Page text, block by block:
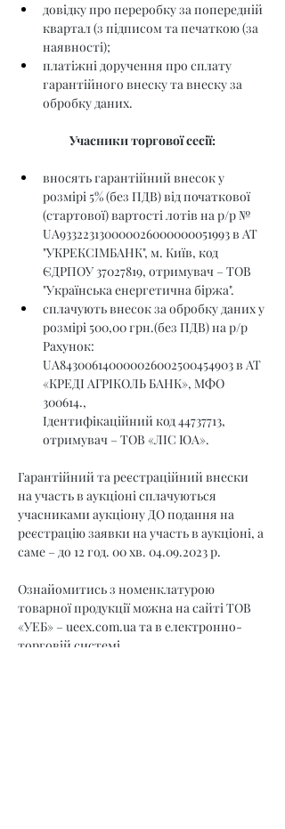
довідку про переробку за попередній
квартал (з підписом та печаткою (за
наявності);
платіжні доручення про сплату
гарантійного внеску та внеску за
обробку даних.
Учасники торгової сесії:
вносять гарантійний внесок у
розмірі 5% (без ПДВ) від початкової
(стартової) вартості лотів на р/р №
UA933223130000026000000051993 в АТ
"УКРЕКСІМБАНК", м. Київ, код
ЄДРПОУ 37027819, отримувач – ТОВ
"Українська енергетична біржа".
сплачують внесок за обробку даних у
розмірі 500,00 грн.(без ПДВ) на р/р
Рахунок:
UA843006140000026002500454903 в АТ
«КРЕДІ АГРІКОЛЬ БАНК», МФО
300614.,
Ідентифікаційний код 44737713,
отримувач – ТОВ «ЛІС ЮА».
Гарантійний та реєстраційний внески
на участь в аукціоні сплачуються
учасниками аукціону ДО подання на
реєстрацію заявки на участь в аукціоні, а
саме – до 12 год. 00 хв. 04.09.2023 р.
Ознайомитись з номенклатурою
товарної продукції можна на сайті ТОВ
«УЕБ» – ueex.com.ua та в електронно-
торговій системі.